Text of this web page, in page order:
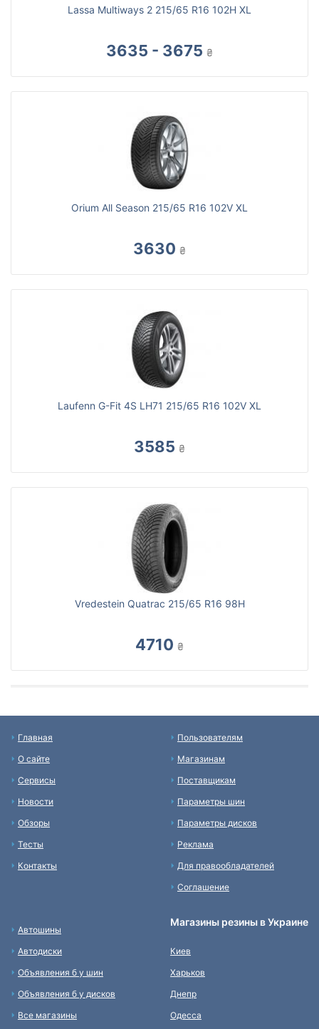
Lassa Multiways 2 215/65 R16 102H XL
3635 - 3675 ₴
Orium All Season 215/65 R16 102V XL
3630 ₴
Laufenn G-Fit 4S LH71 215/65 R16 102V XL
3585 ₴
Vredestein Quatrac 215/65 R16 98H
4710 ₴
Главная
О сайте
Сервисы
Новости
Обзоры
Тесты
Контакты
Пользователям
Магазинам
Поставщикам
Параметры шин
Параметры дисков
Реклама
Для правообладателей
Соглашение
Автошины
Автодиски
Объявления б у шин
Объявления б у дисков
Все магазины
Магазины резины в Украине
Киев
Харьков
Днепр
Одесса